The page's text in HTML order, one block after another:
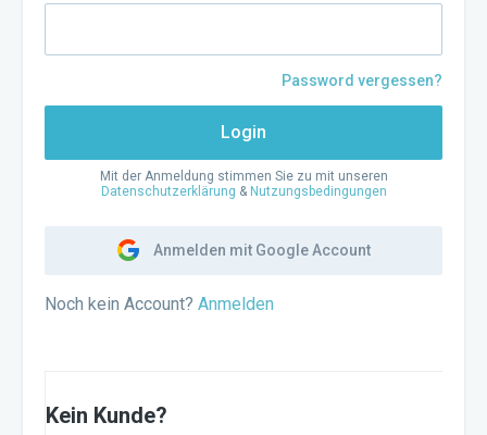
Password vergessen?
Login
Mit der Anmeldung stimmen Sie zu mit unseren
Datenschutzerklärung & Nutzungsbedingungen
Anmelden mit Google Account
Noch kein Account? Anmelden
Kein Kunde?